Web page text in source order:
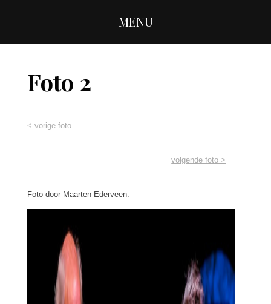
MENU
Foto 2
< vorige foto
volgende foto >
Foto door Maarten Ederveen.